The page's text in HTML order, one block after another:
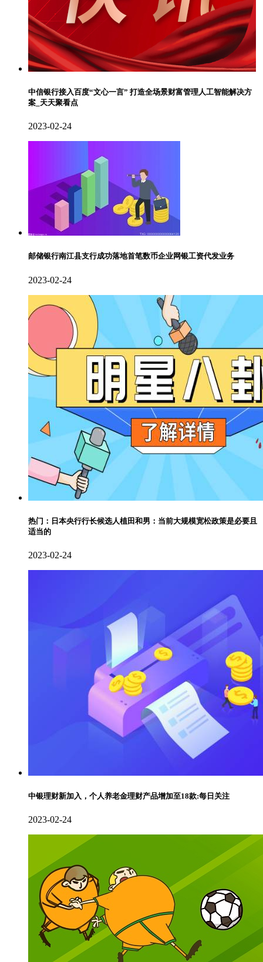
中信银行接入百度“文心一言” 打造全场景财富管理人工智能解决方
案_天天聚看点
2023-02-24
邮储银行南江县支行成功落地首笔数币企业网银工资代发业务
2023-02-24
热门：日本央行行长候选人植田和男：当前大规模宽松政策是必要且
适当的
2023-02-24
中银理财新加入，个人养老金理财产品增加至18款:每日关注
2023-02-24